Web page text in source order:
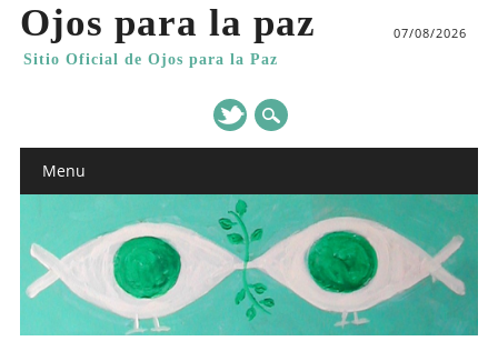
Ojos para la paz
Sitio Oficial de Ojos para la Paz
07/08/2026
Main menu
Menu